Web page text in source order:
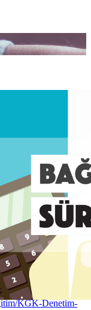
Sürekli
Raporlama
FRS Eğitim
KGK-Denetim-